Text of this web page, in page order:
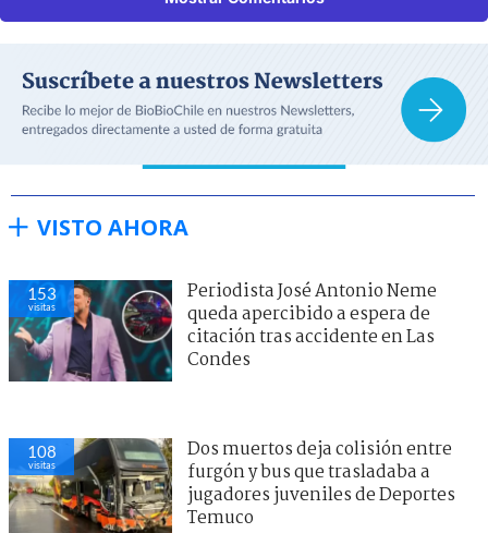
VISTO AHORA
153
visitas
Periodista José Antonio Neme
queda apercibido a espera de
citación tras accidente en Las
Condes
108
visitas
Dos muertos deja colisión entre
furgón y bus que trasladaba a
jugadores juveniles de Deportes
Temuco